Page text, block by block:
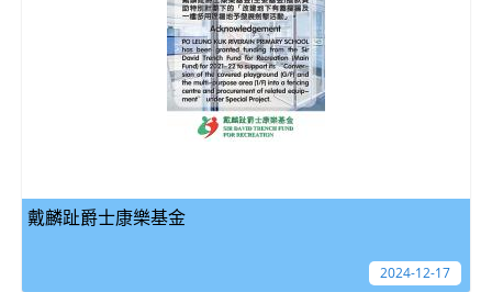
戴麟趾爵士康樂基金
2024-12-17